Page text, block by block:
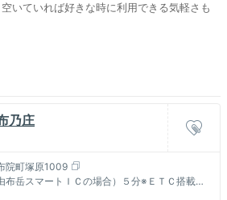
いていれば好きな時に利用できる気軽さも
乃庄
院町塚原1009
布岳スマートＩＣの場合）５分※ＥＴＣ搭載車